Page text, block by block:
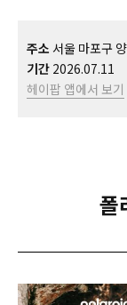
주소 서울 마포구
기간 2026.07.11
헤이팝 앱에서 보기
폴